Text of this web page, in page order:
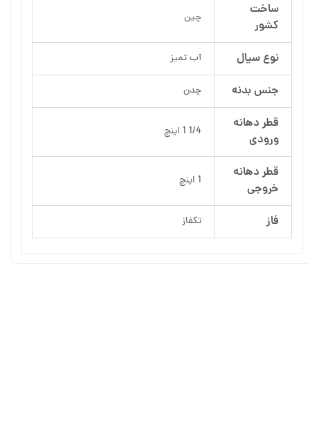
ساخت
کشور
چین
نوع سیال آب تمیز
جنس بدنه چدن
قطر دهانه
ورودی
1/4 1 اینچ
قطر دهانه
خروجی
1 اینچ
فاز تکفاز